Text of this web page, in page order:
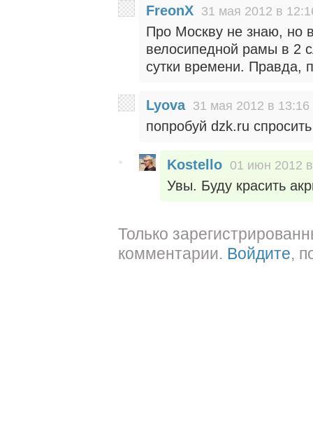
FreonX 31 мая 2012 в
Про Москву не знаю, но
велосипедной рамы в 2
сутки времени. Правда,
Lyova 31 мая 2012 в 13:16
попробуй dzk.ru спросить
Kostello 01 июн 2012
Увы. Буду красить
Только
комментарии. Войдите,